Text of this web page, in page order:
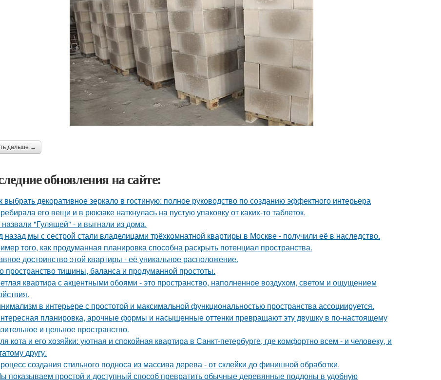
дальше →
обновления на сайте:
выбрать декоративное зеркало в гостиную: полное руководство по созданию эффектного интерьера
его вещи и в рюкзаке наткнулась на пустую упаковку от каких-то таблеток.
"Гулящей" - и выгнали из дома.
назад мы с сестрой стали владелицами трёхкомнатной квартиры в Москве - получили её в наследство.
того, как продуманная планировка способна раскрыть потенциал пространства.
достоинство этой квартиры - её уникальное расположение.
пространство тишины, баланса и продуманной простоты.
квартира с акцентными обоями - это пространство, наполненное воздухом, светом и ощущением
в интерьере с простотой и максимальной функциональностью пространства ассоциируется.
планировка, арочные формы и насыщенные оттенки превращают эту двушку в по-настоящему
и цельное пространство.
кота и его хозяйки: уютная и спокойная квартира в Санкт-петербурге, где комфортно всем - и человеку, и
другу.
создания стильного подноса из массива дерева - от склейки до финишной обработки.
показываем простой и доступный способ превратить обычные деревянные поддоны в удобную